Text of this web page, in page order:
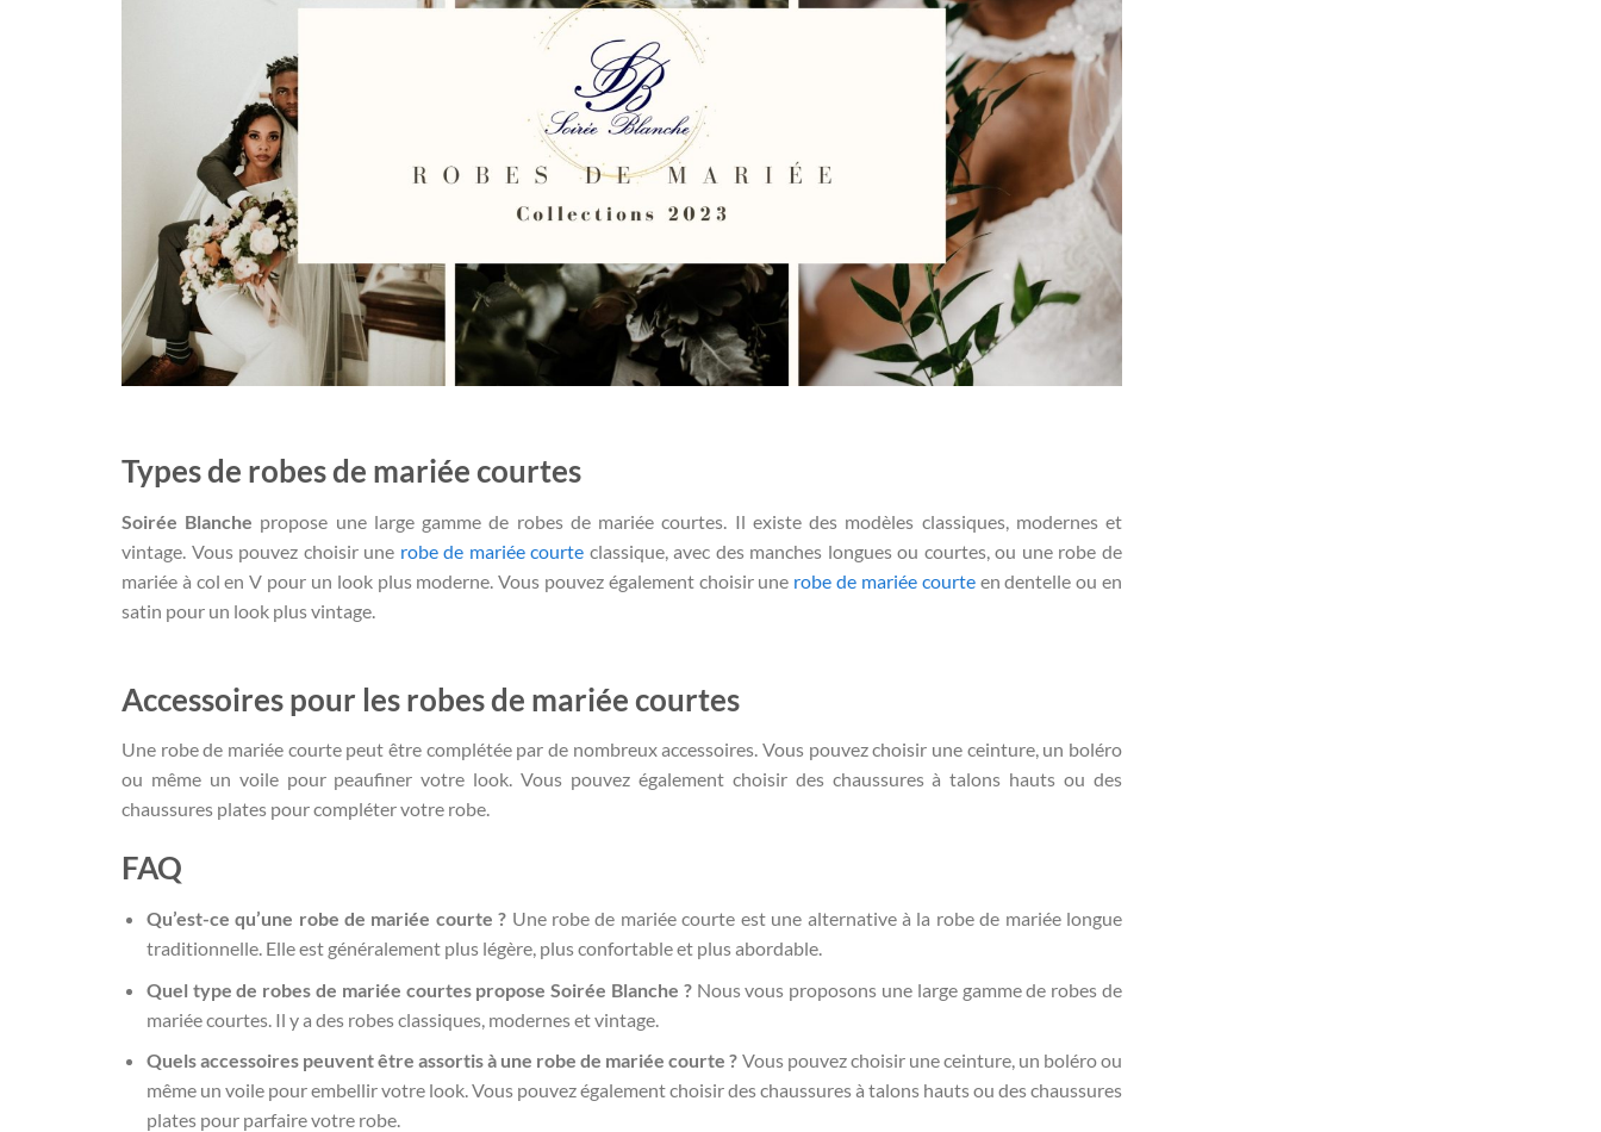
Types de robes de mariée courtes
Soirée Blanche propose une large gamme de robes de mariée courtes. Il existe des modèles classiques, modernes et
vintage. Vous pouvez choisir une robe de mariée courte classique, avec des manches longues ou courtes, ou une robe de
mariée à col en V pour un look plus moderne. Vous pouvez également choisir une robe de mariée courteen dentelle ou en
satin pour un look plus vintage.
Accessoires pour les robes de mariée courtes
Une robe de mariée courte peut être complétée par de nombreux accessoires. Vous pouvez choisir une ceinture, un boléro
ou même un voile pour peaufiner votre look. Vous pouvez également choisir des chaussures à talons hauts ou des
chaussures plates pour compléter votre robe.
FAQ
Qu’est-ce qu’une robe de mariée courte ? Une robe de mariée courte est une alternative à la robe de mariée longue
traditionnelle. Elle est généralement plus légère, plus confortable et plus abordable.
Quel type de robes de mariée courtes propose Soirée Blanche ?Nous vous proposons une large gamme de robes de
mariée courtes. Il y a des robes classiques, modernes et vintage.
Quels accessoires peuvent être assortis à une robe de mariée courte ? Vous pouvez choisir une ceinture, un boléro ou
même un voile pour embellir votre look. Vous pouvez également choisir des chaussures à talons hauts ou des chaussures
plates pour parfaire votre robe.